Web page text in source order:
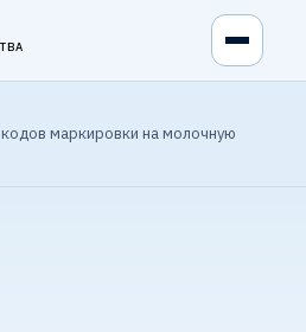
маркировки на молочную